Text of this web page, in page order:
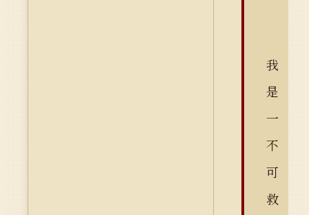
我
是
一
不
可
救